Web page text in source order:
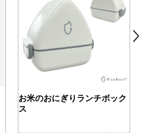
お米のおにぎりランチボック
ス